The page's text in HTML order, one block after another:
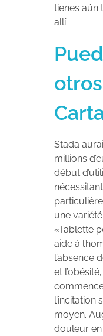
tienes aún
allí.
Stada
millions
début
une
«Tablette
aide à
l’absence
et
l’incitation
moyen.
douleur